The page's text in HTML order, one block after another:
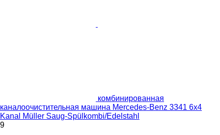
комбинированная
каналоочистительная машина Mercedes-Benz 3341 6x4
Kanal Müller Saug-Spülkombi/Edelstahl
9